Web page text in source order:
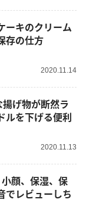
ーキのクリーム
存の仕方
2020.11.14
揚げ物が断然ラ
ルを下げる便利
2020.11.13
小顔、保湿、保
でレビューしち